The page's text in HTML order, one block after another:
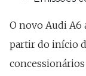
O novo Audi A6
partir do início
concessionários